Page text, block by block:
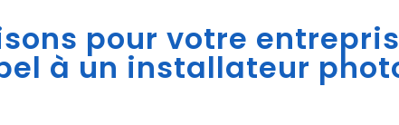
pour votre
à un installateur